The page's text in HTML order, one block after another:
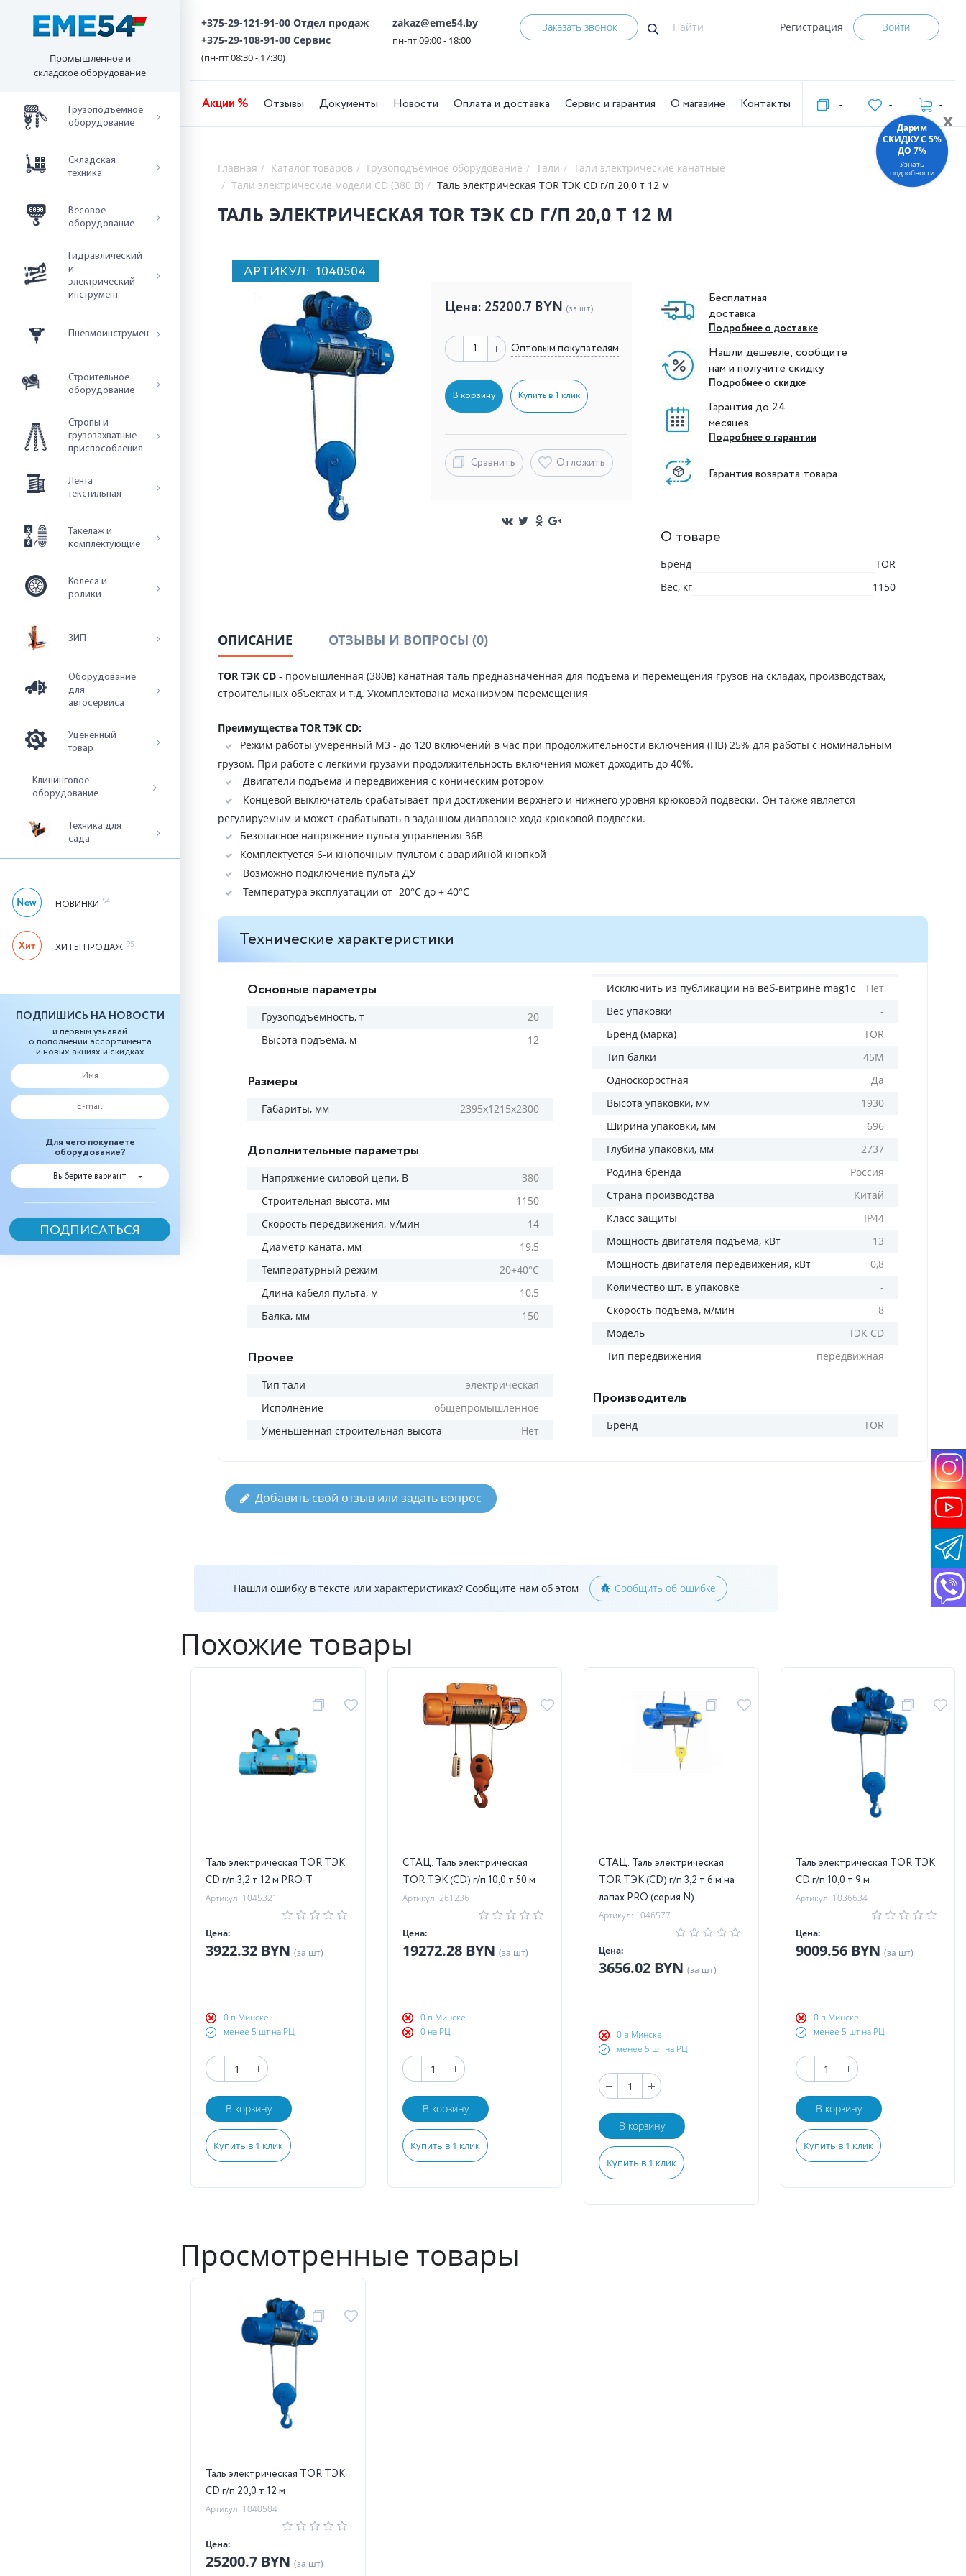
Промышленное и
складское оборудование
Грузоподъемное
оборудование
Складская
техника
Весовое
оборудование
Гидравлический
и
электрический
инструмент
Пневмоинструмент
Строительное
оборудование
Стропы и
грузозахватные
приспособления
Лента
текстильная
Такелаж и
комплектующие
Колеса и
ролики
ЗИП
Оборудование
для
автосервиса
Уцененный
товар
Клининговое
оборудование
Техника для
сада
НОВИНКИ 94
ХИТЫ ПРОДАЖ 95
ПОДПИШИСЬ НА НОВОСТИ
и первым узнавай
о пополнении ассортимента
и новых акциях и скидках
Для чего покупаете
оборудование?
Выберите вариант
+375-29-121-91-00 Отдел продаж
+375-29-108-91-00 Сервис
(пн-пт 08:30 - 17:30)
zakaz@eme54.by
пн-пт 09:00 - 18:00
Заказать звонок Регистрация Войти
Акции % Отзывы Документы Новости Оплата и доставка Сервис и гарантия О магазине Контакты - - -
Главная Каталог товаров Грузоподъемное оборудование Тали
Тали электрические канатные
Тали электрические модели CD (380 В)
Таль электрическая TOR ТЭК CD г/п 20,0 т 12 м
ТАЛЬ ЭЛЕКТРИЧЕСКАЯ TOR ТЭК CD Г/П 20,0 Т 12 М
АРТИКУЛ: 1040504
Цена: 25200.7 BYN (за шт)
Оптовым покупателям
В корзину Купить в 1 клик
Сравнить Отложить
Бесплатная
доставка
Подробнее о доставке
Нашли дешевле, сообщите
нам и получите скидку
Подробнее о скидке
Гарантия до 24
месяцев
Подробнее о гарантии
Гарантия возврата товара
О товаре
Бренд
TOR
Вес, кг
1150
ОПИСАНИЕ ОТЗЫВЫ И ВОПРОСЫ (0)
TOR ТЭК CD - промышленная (380в) канатная таль предназначенная для подъема и перемещения грузов на складах, производствах,
строительных объектах и т.д. Укомплектована механизмом перемещения
Преимущества TOR ТЭК CD:
Режим работы умеренный М3 - до 120 включений в час при продолжительности включения (ПВ) 25% для работы с номинальным
грузом. При работе с легкими грузами продолжительность включения может доходить до 40%.
Двигатели подъема и передвижения с коническим ротором
Концевой выключатель срабатывает при достижении верхнего и нижнего уровня крюковой подвески. Он также является
регулируемым и может срабатывать в заданном диапазоне хода крюковой подвески.
Безопасное напряжение пульта управления 36В
Комплектуется 6-и кнопочным пультом с аварийной кнопкой
Возможно подключение пульта ДУ
Температура эксплуатации от -20°C до + 40°C
Технические характеристики
Основные параметры
Грузоподъемность, т
20
Высота подъема, м
12
Размеры
Габариты, мм 2395х1215х2300
Дополнительные параметры
Напряжение силовой цепи, В
380
Строительная высота, мм
1150
Скорость передвижения, м/мин
14
Диаметр каната, мм
19,5
Температурный режим
-20+40°С
Длина кабеля пульта, м
10,5
Балка, мм
150
Прочее
Тип тали
электрическая
Исполнение
общепромышленное
Уменьшенная строительная высота
Нет
Исключить из публикации на веб-витрине mag1c
Нет
Вес упаковки
-
Бренд (марка)
TOR
Тип балки
45М
Односкоростная
Да
Высота упаковки, мм
1930
Ширина упаковки, мм
696
Глубина упаковки, мм
2737
Родина бренда
Россия
Страна производства
Китай
Класс защиты
IP44
Мощность двигателя подъёма, кВт
13
Мощность двигателя передвижения, кВт
0,8
Количество шт. в упаковке
-
Скорость подъема, м/мин
8
Модель
ТЭК CD
Тип передвижения
передвижная
Производитель
Бренд TOR
Добавить свой отзыв или задать вопрос
Нашли ошибку в тексте или характеристиках? Сообщите нам об этом Сообщить об ошибке
Похожие товары
Таль электрическая TOR ТЭК
CD г/п 3,2 т 12 м PRO-T
Артикул: 1045321
Цена:
3922.32 BYN (за шт)
0 в Минске
менее 5 шт на РЦ
В корзину
Купить в 1 клик
СТАЦ. Таль электрическая
TOR ТЭК (CD) г/п 10,0 т 50 м
Артикул: 261236
Цена:
19272.28 BYN (за шт)
0 в Минске
0 на РЦ
В корзину
Купить в 1 клик
СТАЦ. Таль электрическая
TOR ТЭК (CD) г/п 3,2 т 6 м на
лапах PRO (серия N)
Артикул: 1046577
Цена:
3656.02 BYN (за шт)
0 в Минске
менее 5 шт на РЦ
В корзину
Купить в 1 клик
Таль электрическая TOR ТЭК
CD г/п 10,0 т 9 м
Артикул: 1036634
Цена:
9009.56 BYN (за шт)
0 в Минске
менее 5 шт на РЦ
В корзину
Купить в 1 клик
Просмотренные товары
Таль электрическая TOR ТЭК
CD г/п 20,0 т 12 м
Артикул: 1040504
Цена:
25200.7 BYN (за шт)
x
Дарим
СКИДКУ C 5%
ДО 7%
Узнать
подробности